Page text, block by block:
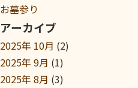
お墓参り
アーカイブ
2025年 10月 (2)
2025年 9月 (1)
2025年 8月 (3)